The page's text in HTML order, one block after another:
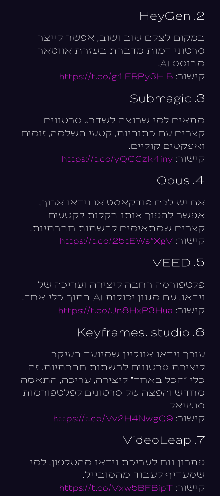
2. HeyGen
במקום לצלם שוב ושוב, אפשר לייצר
סרטוני דמות מדברת בעזרת אווטאר
מבוסס AI.
קישור: https://t.co/g1FRPy3HlB
3. Submagic
מתאים למי שרוצה לשדרג סרטונים
קצרים עם כתוביות, קטעי השלמה, זומים
ואפקטים קוליים.
קישור: https://t.co/yQCCzk4jny
4. Opus
אם יש לכם פודקאסט או וידאו ארוך,
אפשר להפוך אותו בקלות לקטעים
קצרים שמתאימים לרשתות חברתיות.
קישור: https://t.co/25tEWsfXgV
5. VEED
פלטפורמה רחבה ליצירה ועריכה של
וידאו, עם מגוון יכולות AI בתוך כלי אחד.
קישור: https://t.co/Jn8HxP3Hua
6. Keyframes. studio
עורך וידאו אונליין שמיועד בעיקר
ליצירת סרטונים לרשתות חברתיות. זה
כלי “הכל באחד” ליצירה, עריכה, התאמה
מחדש והפצה של סרטונים לפלטפורמות
סושיאל
קישור: https://t.co/Vv2H4NwgQ9
7. VideoLeap
פתרון נוח לעריכת וידאו מהטלפון, למי
שמעדיף לעבוד מהמובייל.
קישור: https://t.co/Vxw5BFBipT